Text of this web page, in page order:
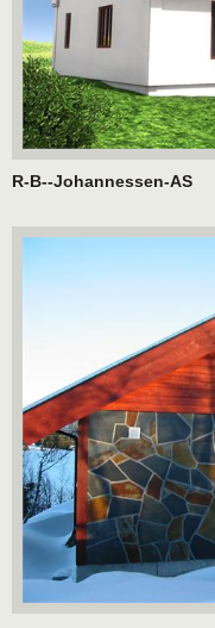
R-B--Johannessen-AS